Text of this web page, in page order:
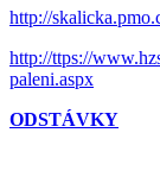
http://
http://ttps://
paleni.aspx
ODSTÁVKY